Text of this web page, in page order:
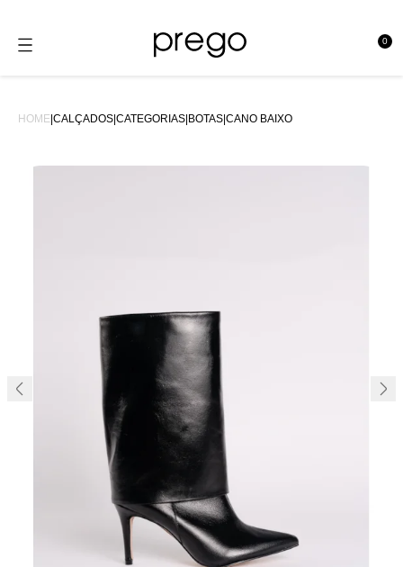
0
HOME|CALÇADOS|CATEGORIAS|BOTAS|CANO BAIXO